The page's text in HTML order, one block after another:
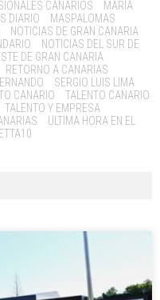
CANARIOS
MARÍA
DIARIO
MASPALOMAS
NOTICIAS DE GRAN CANARIA
NOTICIAS DEL SUR DE
DE GRAN CANARIA
RETORNO A CANARIAS
SERGIO LUIS LIMA
CANARIO
TALENTO CANARIO
TALENTO Y EMPRESA
ULTIMA HORA EN EL